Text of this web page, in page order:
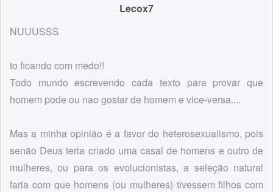
Lecox7
NUUUSSS
to ficando com medo!!
Todo mundo escrevendo cada texto para provar que
homem pode ou nao gostar de homem e vice-versa....
Mas a minha opinião é a favor do heterosexualismo, pois
senão Deus teria criado uma casal de homens e outro de
mulheres, ou para os evolucionistas, a seleção natural
faria com que homens (ou mulheres) tivessem filhos com